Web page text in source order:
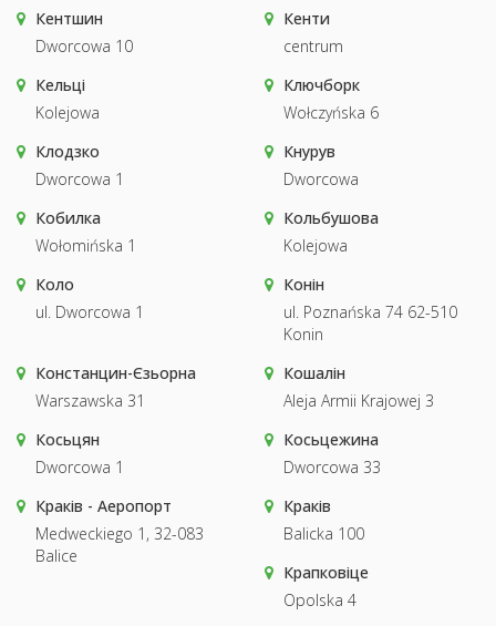
Кентшин
Dworcowa 10
Кенти
centrum
Кельці
Kolejowa
Ключборк
Wołczyńska 6
Клодзко
Dworcowa 1
Кнурув
Dworcowa
Кобилка
Wołomińska 1
Кольбушова
Kolejowa
Коло
ul. Dworcowa 1
Конін
ul. Poznańska 74 62-510
Konin
Констанцин-Єзьорна
Warszawska 31
Кошалін
Aleja Armii Krajowej 3
Косьцян
Dworcowa 1
Косьцежина
Dworcowa 33
Краків - Аеропорт
Medweckiego 1, 32-083
Balice
Краків
Balicka 100
Крапковіце
Opolska 4